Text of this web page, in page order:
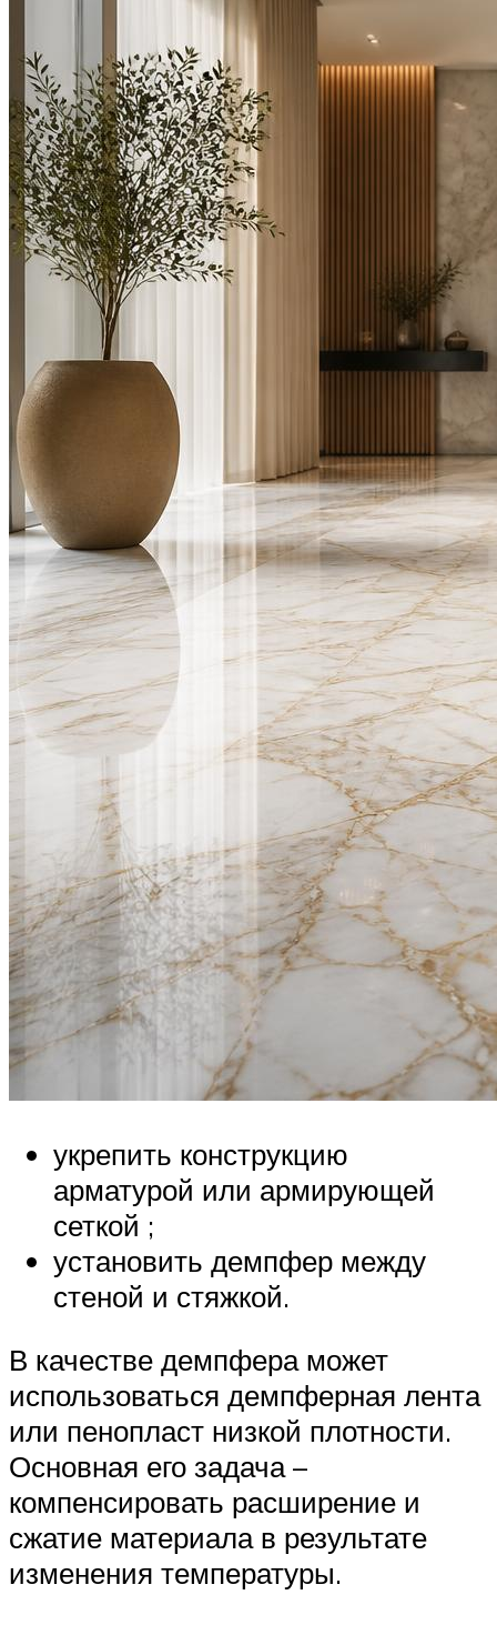
укрепить конструкцию
арматурой или армирующей
сеткой ;
установить демпфер между
стеной и стяжкой.
В качестве демпфера может
использоваться демпферная лента
или пенопласт низкой плотности.
Основная его задача –
компенсировать расширение и
сжатие материала в результате
изменения температуры.